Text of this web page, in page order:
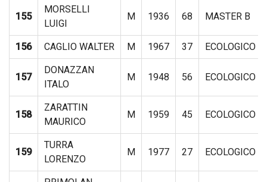
155
MORSELLI
LUIGI
M 1936 68 MASTER B
156 CAGLIO WALTER M 1967 37 ECOLOGICO
157
DONAZZAN
ITALO
M 1948 56 ECOLOGICO
158
ZARATTIN
MAURICO
M 1959 45 ECOLOGICO
159
TURRA
LORENZO
M 1977 27 ECOLOGICO